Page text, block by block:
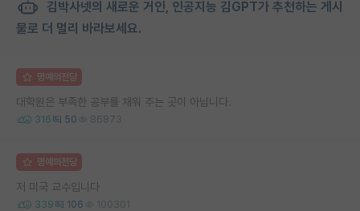
김박사넷의 새로운 거인, 인공지능 김GPT가 추천하는 게시
물로 더 멀리 바라보세요.
명예의전당
대학원은 부족한 공부를 채워 주는 곳이 아닙니다.
316 50 86873
명예의전당
저 미국 교수입니다
339 106 100301